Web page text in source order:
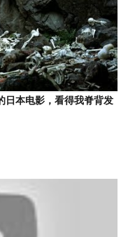
日本电影，看得我脊背发